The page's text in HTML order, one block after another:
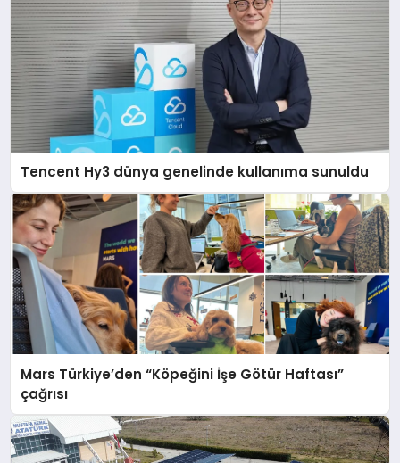
Tencent Hy3 dünya genelinde kullanıma sunuldu
Mars Türkiye’den “Köpeğini İşe Götür Haftası”
çağrısı